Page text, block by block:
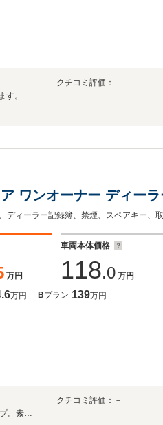
す。
クチコミ評価：－
ワンオーナー ディー
ディーラー記録簿、禁煙、スペアキー
万円
車両本体価格
118.0 万円
万円 Bプラン 139万円
創業25年「輸入車」「旧車」のセレクトショップ。素敵な CAR LIFE をお届けします♪
クチコミ評価：－